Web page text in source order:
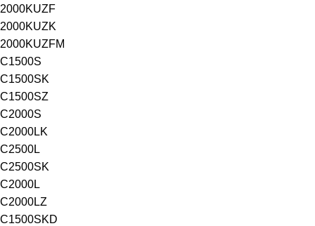
2000KUZF
2000KUZK
2000KUZFM
C1500S
C1500SK
C1500SZ
C2000S
C2000LK
C2500L
C2500SK
C2000L
C2000LZ
C1500SKD